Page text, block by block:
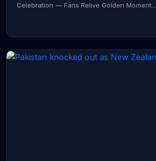
Celebration — Fans Relive Golden Moment...